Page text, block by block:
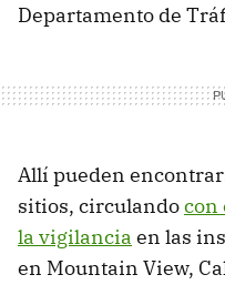
Departamento de
Allí pueden
sitios, circulandocon
la vigilancia en las
en Mountain View,